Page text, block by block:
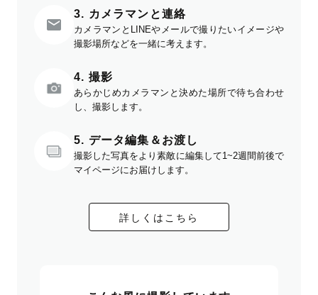
3. カメラマンと連絡
カメラマンとLINEやメールで撮りたいイメージや
撮影場所などを一緒に考えます。
4. 撮影
あらかじめカメラマンと決めた場所で待ち合わせ
し、撮影します。
5. データ編集＆お渡し
撮影した写真をより素敵に編集して1~2週間前後で
マイページにお届けします。
詳しくはこちら